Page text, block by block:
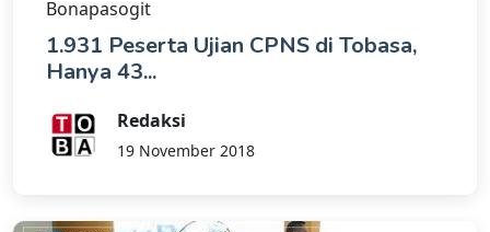
Bonapasogit
1.931 Peserta Ujian CPNS di Tobasa,
Hanya 43...
Redaksi
19 November 2018